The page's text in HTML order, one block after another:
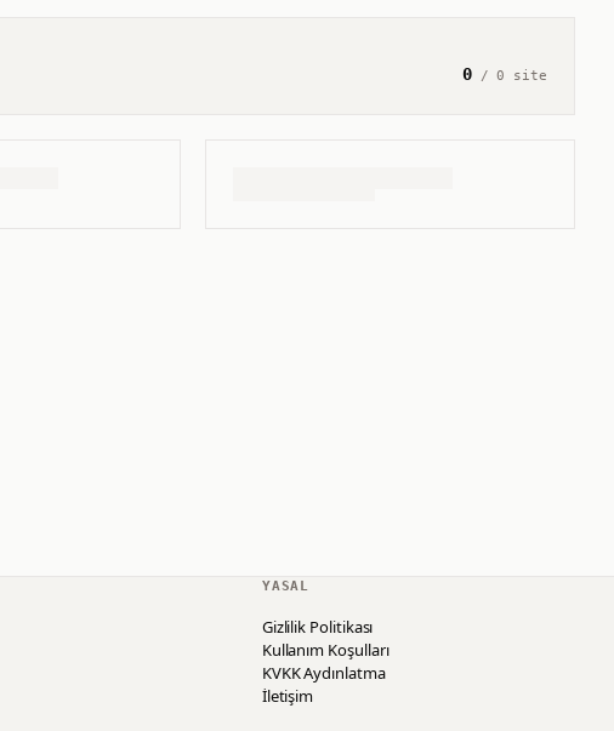
0/0 site
YASAL
Gizlilik Politikası
Kullanım Koşulları
KVKK Aydınlatma
İletişim